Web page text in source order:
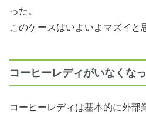
った。
このケースはいよいよマズイと
コーヒーレディがいなくな
コーヒーレディは基本的に外部